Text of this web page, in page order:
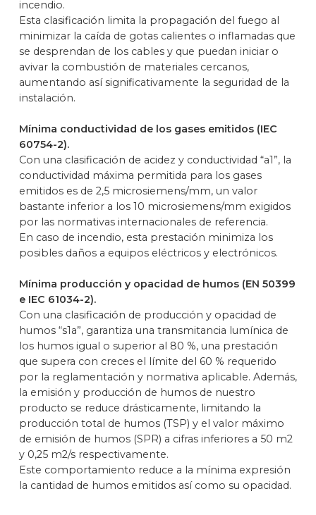
incendio.
Esta clasificación limita la propagación del fuego al
minimizar la caída de gotas calientes o inflamadas que
se desprendan de los cables y que puedan iniciar o
avivar la combustión de materiales cercanos,
aumentando así significativamente la seguridad de la
instalación.
Mínima conductividad de los gases emitidos (IEC
60754-2).
Con una clasificación de acidez y conductividad “a1”, la
conductividad máxima permitida para los gases
emitidos es de 2,5 microsiemens/mm, un valor
bastante inferior a los 10 microsiemens/mm exigidos
por las normativas internacionales de referencia.
En caso de incendio, esta prestación minimiza los
posibles daños a equipos eléctricos y electrónicos.
Mínima producción y opacidad de humos (EN 50399
e IEC 61034-2).
Con una clasificación de producción y opacidad de
humos “s1a”, garantiza una transmitancia lumínica de
los humos igual o superior al 80 %, una prestación
que supera con creces el límite del 60 % requerido
por la reglamentación y normativa aplicable. Además,
la emisión y producción de humos de nuestro
producto se reduce drásticamente, limitando la
producción total de humos (TSP) y el valor máximo
de emisión de humos (SPR) a cifras inferiores a 50 m2
y 0,25 m2/s respectivamente.
Este comportamiento reduce a la mínima expresión
la cantidad de humos emitidos así como su opacidad.